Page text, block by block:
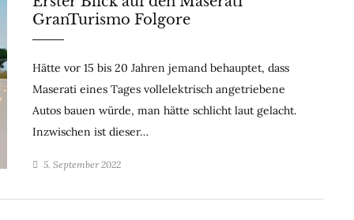
GranTurismo Folgore
Hätte vor 15 bis 20 Jahren jemand behauptet, dass
Maserati eines Tages vollelektrisch angetriebene
Autos bauen würde, man hätte schlicht laut gelacht.
Inzwischen ist dieser…
5. September 2022